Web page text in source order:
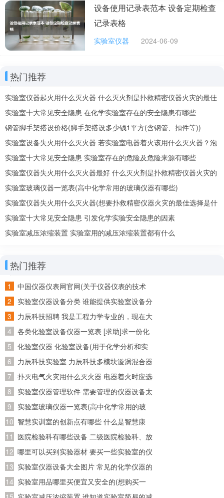
设备使用记录表范本 设备定期检查
记录表格
实验室仪器 2024-06-09
热门推荐
实验室仪器起火用什么灭火器 什么灭火剂是扑救精密仪器火灾的最佳
选择
实验室十大常见安全隐患 在化学实验室存在的安全隐患有哪些
钢管脚手架搭设价格(脚手架搭设多少钱1平方(含钢管、扣件等))
实验室设备失火用什么灭火器 若实验室电器着火该用什么灭火器？泡
沫还是二氧化碳
实验室十大常见安全隐患 实验室存在的危险及危险来源有哪些
实验室仪器失火用什么灭火器最好 什么灭火剂是扑救精密仪器火灾的
最佳选择
实验室玻璃仪器一览表(高中化学常用的玻璃仪器有哪些)
实验室仪器失火用什么灭火器(想要扑救精密仪器火灾的最佳选择是什
么灭火剂)
实验室十大常见安全隐患 引发化学实验安全隐患的因素
实验室减压浓缩装置 实验室用的减压浓缩装置都有什么
热门推荐
中国仪器仪表网官网(关于仪器仪表的技术
资料在哪个网站比较好找~)
实验室仪器设备分类 谁能提供实验室设备分
类目录呢~
力辰科技招聘 我是工程力学专业的，现在大
四了，准备回广东工作，请问广东省有哪些
公司招聘工程力学专业的
各类化验室设备仪器一览表 [求助]求一份化
验室化验仪器和试剂的清单
化验室仪器 化验室设备(用于化学分析和实
验的必备装备)
力辰科技实验室 力辰科技多模块漩涡混合器
怎么安装？怎么操作？
扑灭电气火灾用什么灭火器 电器着火时应选
用什么灭火器灭火
实验室仪器管理软件 需要管理的仪器设备太
多了，求推荐好用的实验室管理软件
实验室玻璃仪器一览表(高中化学常用的玻
璃仪器有哪些)
智慧实训室的创新点有哪些 什么是智慧康
养？智慧康养应该怎么做？
医院检验科有哪些设备 二级医院检验科、放
射科、病理科有哪些医疗设备!详细点!
哪里可以买到实验器材 要买一些实验室的仪
器的试剂，请问一下到哪儿买
实验室仪器设备大全图片 常见的化学仪器的
名称及图片？
实验室用品哪里买便宜又安全的(想购买一